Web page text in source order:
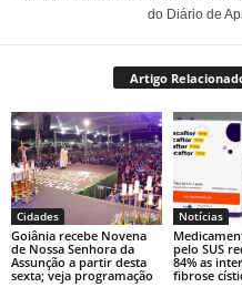
do Diário de
Artigo
Cidades
Goiânia recebe Novena
de Nossa Senhora da
Assunção a partir desta
sexta; veja programação
Notícias
pelo SUS
84% as
fibrose